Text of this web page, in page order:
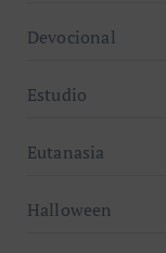
Devocional
Estudio
Eutanasia
Halloween